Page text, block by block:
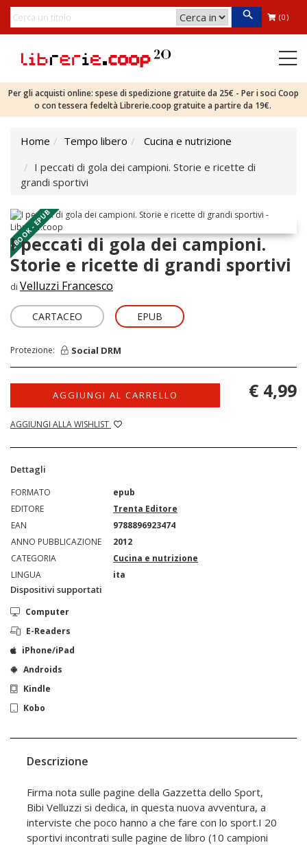
(0)
Per gli acquisti online: spese di spedizione gratuite da 25€ - Per i soci Coop
o con tessera fedeltà Librerie.coop gratuite a partire da 19€.
Home Tempo libero
Cucina e nutrizione
I peccati di gola dei campioni. Storie e ricette di
grandi sportivi
EBOOK - EPUB
I peccati di gola dei campioni.
Storie e ricette di grandi sportivi
di Velluzzi Francesco
CARTACEO EPUB
Protezione: Social DRM
AGGIUNGI AL CARRELLO
AGGIUNGI ALLA WISHLIST
€ 4,99
Dettagli
FORMATO
epub
EDITORE
Trenta Editore
EAN
9788896923474
ANNO PUBBLICAZIONE
2012
CATEGORIA
Cucina e nutrizione
LINGUA
ita
Dispositivi supportati
Computer
E-Readers
iPhone/iPad
Androids
Kindle
Kobo
Descrizione
Firma nota sulle pagine della Gazzetta dello Sport,
Bibi Velluzzi si dedica, in questa nuova avventura, a
interviste che poco hanno a che fare con lo sport.I 20
sportivi incontrati sulle pagine de libro (10 campioni